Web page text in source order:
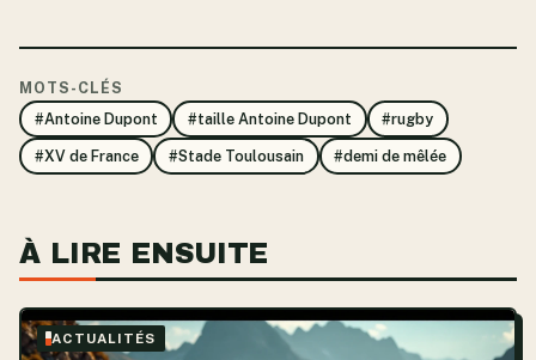
MOTS-CLÉS
#Antoine Dupont
#taille Antoine Dupont #rugby
#XV de France #Stade Toulousain #demi de mêlée
À LIRE ENSUITE
ACTUALITÉS